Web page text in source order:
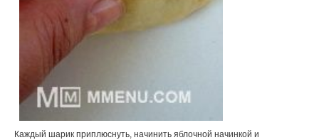
Каждый шарик приплюснуть, начинить яблочной начинкой и